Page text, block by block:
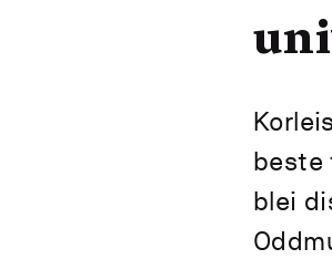
beste
blei